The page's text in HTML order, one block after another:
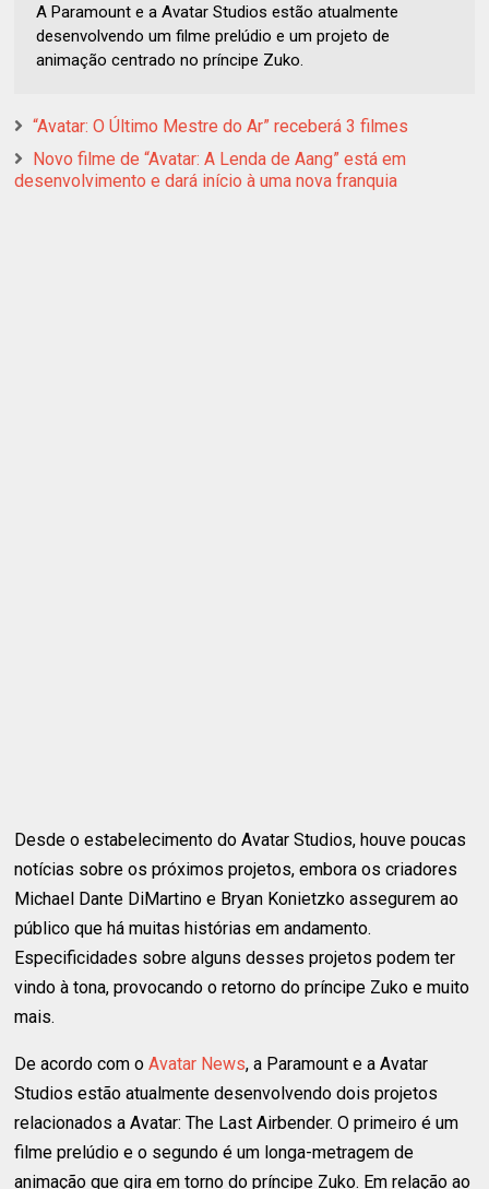
A Paramount e a Avatar Studios estão atualmente
desenvolvendo um filme prelúdio e um projeto de
animação centrado no príncipe Zuko.
“Avatar: O Último Mestre do Ar” receberá 3 filmes
Novo filme de “Avatar: A Lenda de Aang” está em
desenvolvimento e dará início à uma nova franquia
Desde o estabelecimento do Avatar Studios, houve poucas
notícias sobre os próximos projetos, embora os criadores
Michael Dante DiMartino e Bryan Konietzko assegurem ao
público que há muitas histórias em andamento.
Especificidades sobre alguns desses projetos podem ter
vindo à tona, provocando o retorno do príncipe Zuko e muito
mais.
De acordo com oAvatar News, a Paramount e a Avatar
Studios estão atualmente desenvolvendo dois projetos
relacionados a Avatar: The Last Airbender. O primeiro é um
filme prelúdio e o segundo é um longa-metragem de
animação que gira em torno do príncipe Zuko. Em relação ao